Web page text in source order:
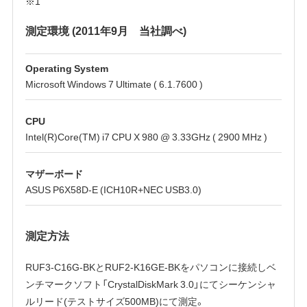
測定環境 (2011年9月 当社調べ)
Operating System
Microsoft Windows 7 Ultimate ( 6.1.7600 )
CPU
Intel(R)Core(TM) i7 CPU X 980 @ 3.33GHz ( 2900 MHz )
マザーボード
ASUS P6X58D-E (ICH10R+NEC USB3.0)
測定方法
RUF3-C16G-BKとRUF2-K16GE-BKをパソコンに接続しベ
ンチマークソフト「CrystalDiskMark 3.0」にてシーケンシャ
ルリード(テストサイズ500MB)にて測定。